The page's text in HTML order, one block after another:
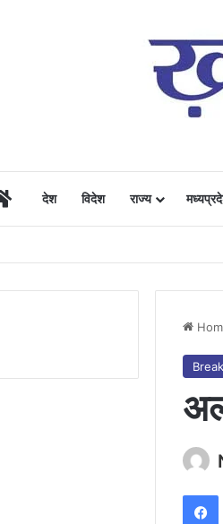
Homeदेश विदेश राज्य
की समय पर उपलब्धता से किसानों में उत्साह, नैनो